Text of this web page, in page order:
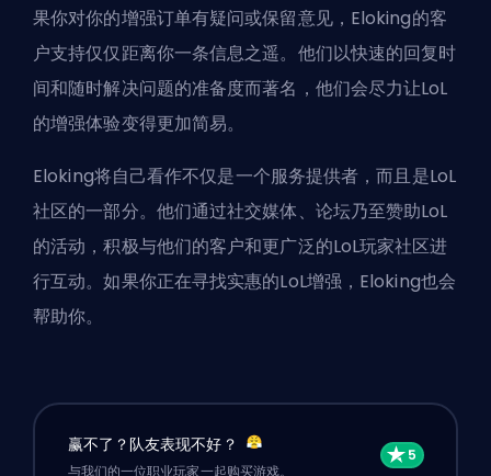
果你对你的增强订单有疑问或保留意见，Eloking的客
户支持仅仅距离你一条信息之遥。他们以快速的回复时
间和随时解决问题的准备度而著名，他们会尽力让LoL
的增强体验变得更加简易。
Eloking将自己看作不仅是一个服务提供者，而且是LoL
社区的一部分。他们通过社交媒体、论坛乃至赞助LoL
的活动，积极与他们的客户和更广泛的LoL玩家社区进
行互动。如果你正在寻找实惠的LoL增强，Eloking也会
帮助你。
赢不了？队友表现不好？
与我们的一位职业玩家一起购买游戏。